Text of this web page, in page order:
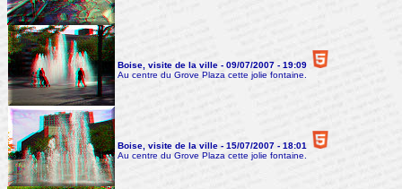
Boise, visite de la ville - 09/07/2007 - 19:09
Au centre du Grove Plaza cette jolie fontaine.
Boise, visite de la ville - 15/07/2007 - 18:01
Au centre du Grove Plaza cette jolie fontaine.